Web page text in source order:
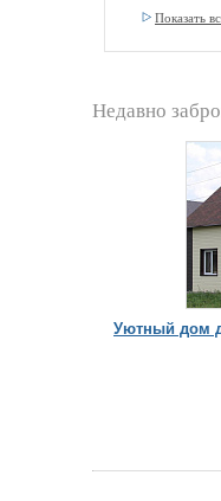
Недавно
Уютный дом